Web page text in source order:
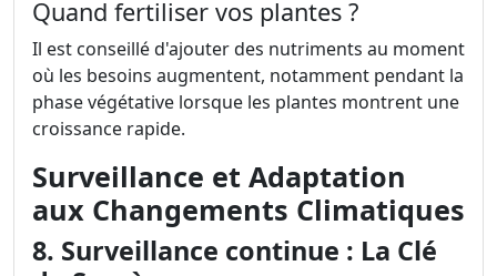
Quand fertiliser vos plantes ?
Il est conseillé d'ajouter des nutriments au moment
où les besoins augmentent, notamment pendant la
phase végétative lorsque les plantes montrent une
croissance rapide.
Surveillance et Adaptation
aux Changements Climatiques
8. Surveillance continue : La Clé